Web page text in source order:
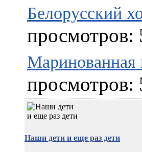
Белорусский
просмотров:
Маринованная
просмотров:
Наши дети и еще раз дети